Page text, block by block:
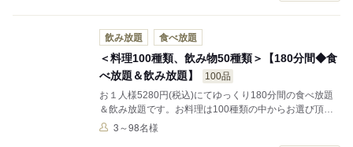
飲み放題 食べ放題
＜料理100種類、飲み物50種類＞【180分間◆食
べ放題＆飲み放題】
100品
お１人様5280円(税込)にてゆっくり180分間の食べ放題
＆飲み放題です。お料理は100種類の中からお選び頂け
ます。※3名様～受付可能ですのでお気軽にお申し出下
3～98名様